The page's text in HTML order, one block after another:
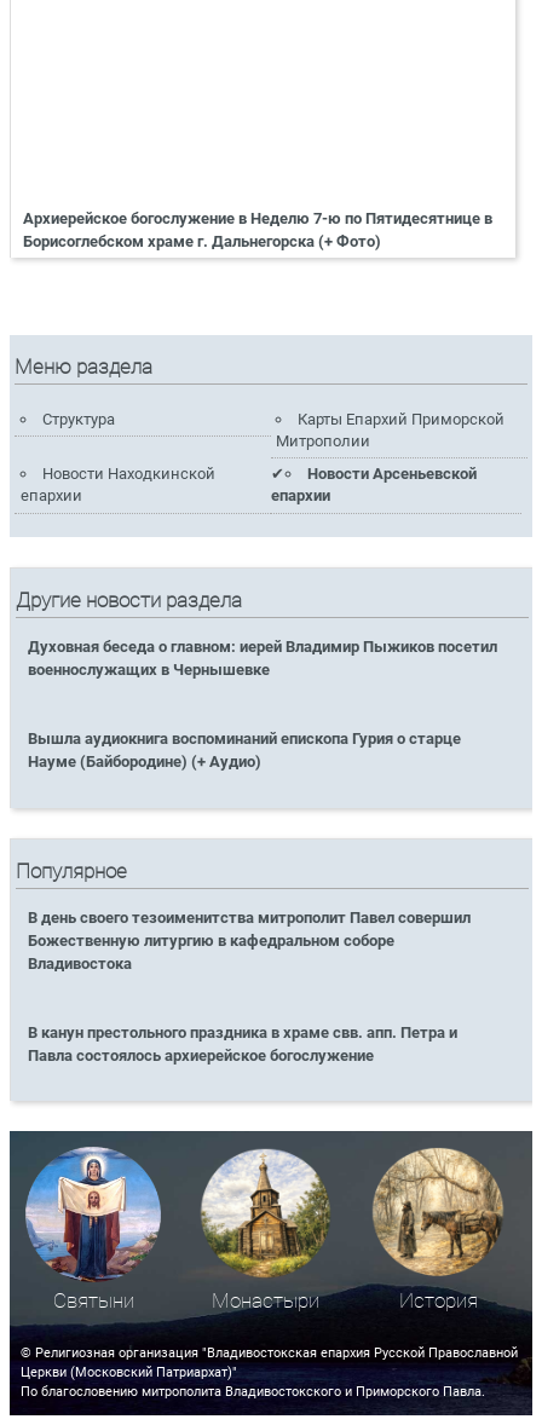
Архиерейское богослужение в Неделю 7-ю по Пятидесятнице в
Борисоглебском храме г. Дальнегорска (+ Фото)
Меню раздела
Структура
Карты Епархий Приморской
Митрополии
Новости Находкинской
епархии
Новости Арсеньевской
епархии
Другие новости раздела
Духовная беседа о главном: иерей Владимир Пыжиков посетил
военнослужащих в Чернышевке
Вышла аудиокнига воспоминаний епископа Гурия о старце
Науме (Байбородине) (+ Аудио)
Популярное
В день своего тезоименитства митрополит Павел совершил
Божественную литургию в кафедральном соборе
Владивостока
В канун престольного праздника в храме свв. апп. Петра и
Павла состоялось архиерейское богослужение
Святыни Монастыри История
© Религиозная организация "Владивостокская епархия Русской Православной
Церкви (Московский Патриархат)"
По благословению митрополита Владивостокского и Приморского Павла.